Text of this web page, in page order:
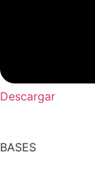
Descargar
BASES